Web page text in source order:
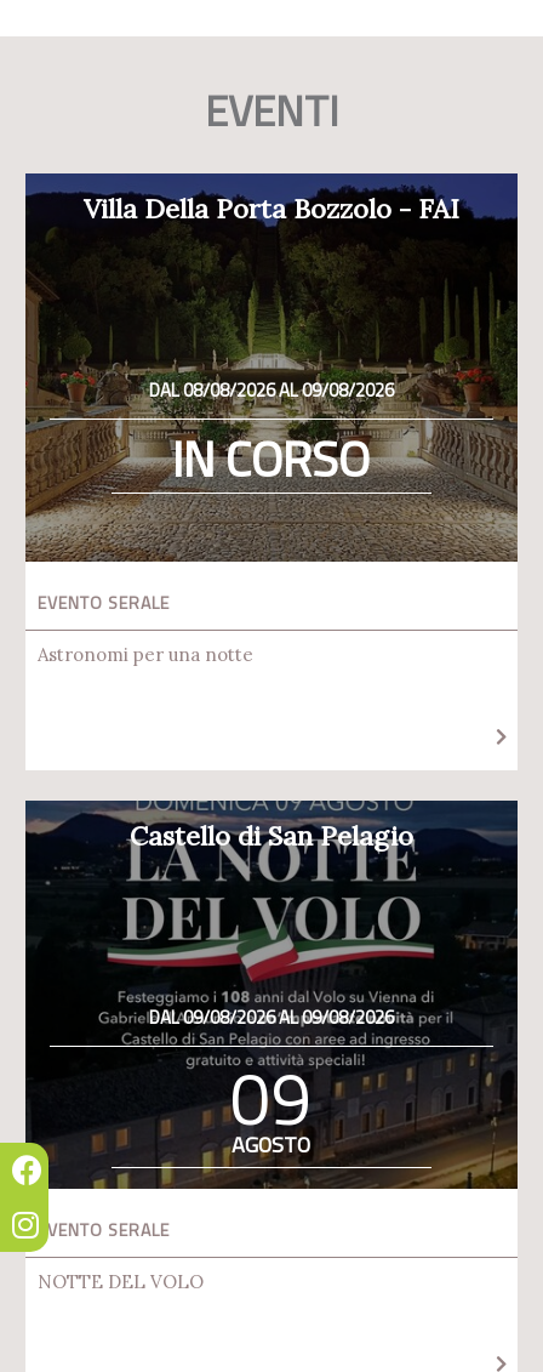
EVENTI
Villa Della Porta Bozzolo - FAI
DAL 08/08/2026 AL 09/08/2026
IN CORSO
EVENTO SERALE
Astronomi per una notte
Castello di San Pelagio
DAL 09/08/2026 AL 09/08/2026
09
AGOSTO
EVENTO SERALE
NOTTE DEL VOLO